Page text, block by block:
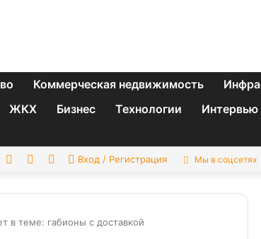
Коммерческая недвижимость
ЖКХ Бизнес Технологии Интервью
SwitchSidebarСлучайная
Вход / Регистрация Мы в соцсетях
в теме: габионы с доставкой